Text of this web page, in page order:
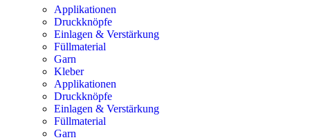
Applikationen
Druckknöpfe
Einlagen & Verstärkung
Füllmaterial
Garn
Kleber
Applikationen
Druckknöpfe
Einlagen & Verstärkung
Füllmaterial
Garn